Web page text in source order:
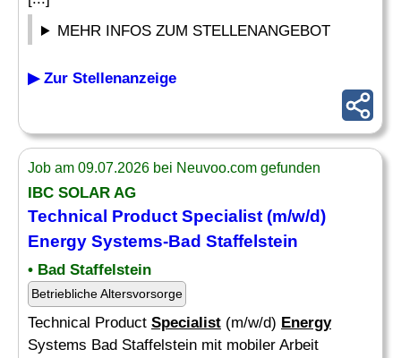
MEHR INFOS ZUM STELLENANGEBOT
▶ Zur Stellenanzeige
Job am 09.07.2026 bei Neuvoo.com gefunden
IBC SOLAR AG
Technical Product Specialist (m/w/d)
Energy Systems-Bad Staffelstein
• Bad Staffelstein
Betriebliche Altersvorsorge
Technical Product Specialist (m/w/d) Energy
Systems Bad Staffelstein mit mobiler Arbeit